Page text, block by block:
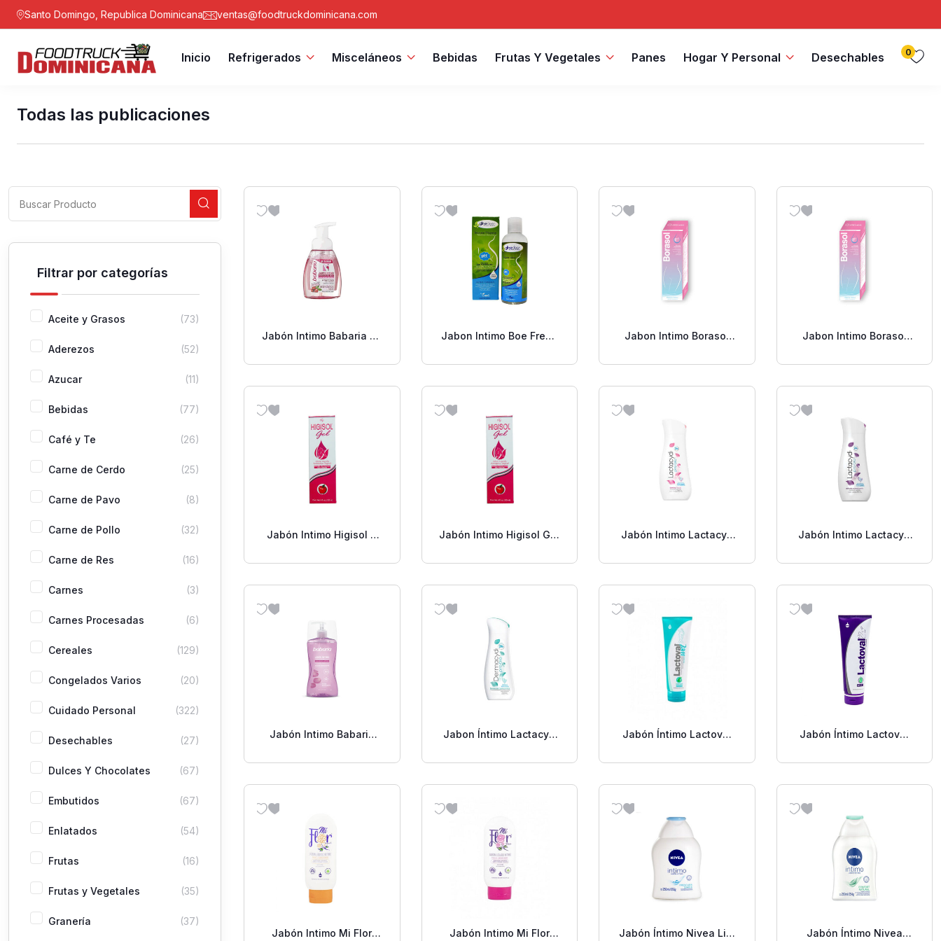
Santo Domingo, Republica Dominicana ventas@foodtruckdominicana.com
Inicio Refrigerados Misceláneos Bebidas Frutas Y Vegetales Panes Hogar Y Personal Desechables 0
Todas las publicaciones
Filtrar por categorías
Aceite y Grasos (73)
Aderezos (52)
Azucar (11)
Bebidas (77)
Café y Te (26)
Carne de Cerdo (25)
Carne de Pavo (8)
Carne de Pollo (32)
Carne de Res (16)
Carnes (3)
Carnes Procesadas (6)
Cereales (129)
Congelados Varios (20)
Cuidado Personal (322)
Desechables (27)
Dulces Y Chocolates (67)
Embutidos (67)
Enlatados (54)
Frutas (16)
Frutas y Vegetales (35)
Granería (37)
Jabón Intimo Babaria En
Jabon Intimo Boe Fresh
Jabon Intimo Borasol
Jabon Intimo Borasol
Jabón Intimo Higisol 8
Jabón Intimo Higisol Gel
Jabón Intimo Lactacyd
Jabón Intimo Lactacyd
Jabón Intimo Babaria
Jabon Íntimo Lactacyd
Camomila 200 Ml
Jabón Íntimo Lactoval
Jabón Íntimo Lactoval
Jabón Intimo Mi Flor
Jabón Intimo Mi Flor
Jabón Íntimo Nivea Liq.
Jabón Íntimo Nivea